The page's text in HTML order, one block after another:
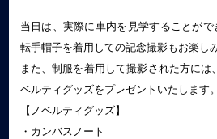
当日は、実際に車内を見学することが
転手帽子を着用しての記念撮影もお楽し
また、制服を着用して撮影された方には
ベルティグッズをプレゼントいたします。
【ノベルティグッズ】
・カンバスノート